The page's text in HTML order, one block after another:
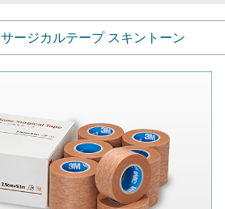
ージカルテープ スキントーン